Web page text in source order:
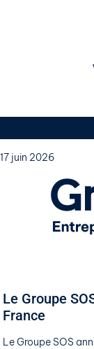
17 juin 2026
Le Groupe
France
Le Groupe SOS